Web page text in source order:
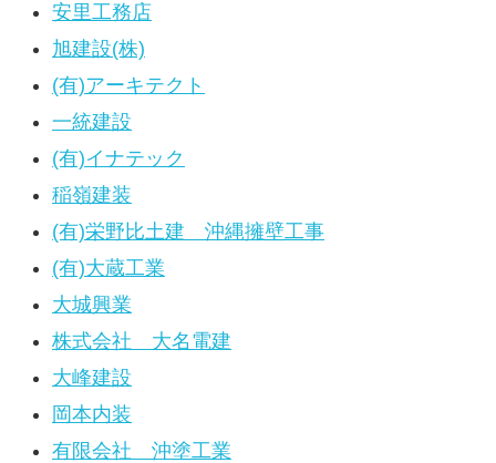
安里工務店
旭建設(株)
(有)アーキテクト
一統建設
(有)イナテック
稲嶺建装
(有)栄野比土建 沖縄擁壁工事
(有)大蔵工業
大城興業
株式会社 大名電建
大峰建設
岡本内装
有限会社 沖塗工業